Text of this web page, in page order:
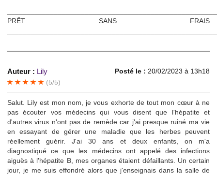
PRÊT SANS FRAIS
Auteur : Lily Posté le : 20/02/2023 à 13h18
(5/5)
Salut. Lily est mon nom, je vous exhorte de tout mon cœur à ne
pas écouter vos médecins qui vous disent que l'hépatite et
d'autres virus n'ont pas de remède car j'ai presque ruiné ma vie
en essayant de gérer une maladie que les herbes peuvent
réellement guérir. J'ai 30 ans et deux enfants, on m'a
diagnostiqué ce que les médecins ont appelé des infections
aiguës à l'hépatite B, mes organes étaient défaillants. Un certain
jour, je me suis effondré alors que j'enseignais dans la salle de